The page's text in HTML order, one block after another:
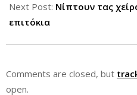
Next Post: Νίπτουν τας
επιτόκια
Comments are closed, but
open.